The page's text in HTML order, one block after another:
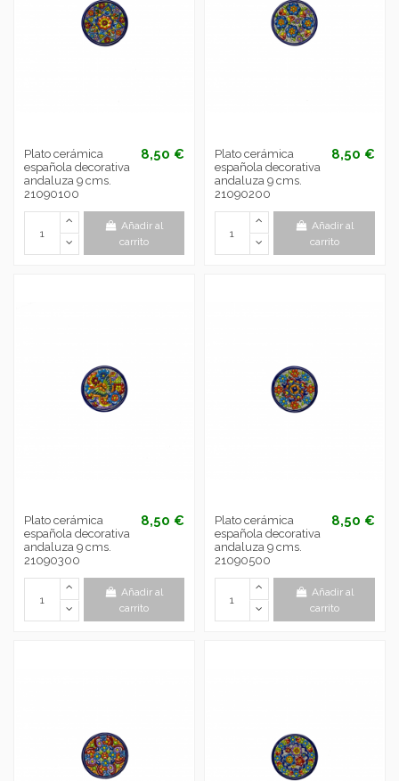
Plato cerámica
española decorativa
andaluza 9 cms.
21090100
8,50 €
Añadir al
carrito
Plato cerámica
española decorativa
andaluza 9 cms.
21090200
8,50 €
Añadir al
carrito
Plato cerámica
española decorativa
andaluza 9 cms.
21090300
8,50 €
Añadir al
carrito
Plato cerámica
española decorativa
andaluza 9 cms.
21090500
8,50 €
Añadir al
carrito